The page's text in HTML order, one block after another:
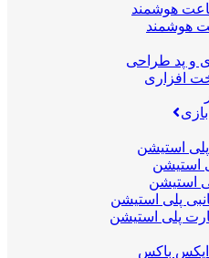
هوشمند
هوشمند
و پد طراحی
افزاری
استیشن
استیشن
استیشن
پلی استیشن
پلی استیشن
باکس